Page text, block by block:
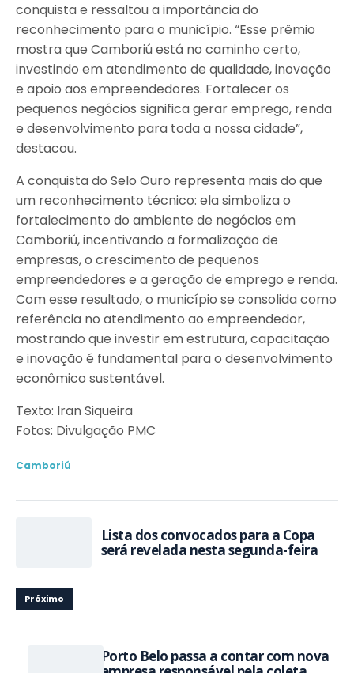
conquista e ressaltou a importância do
reconhecimento para o município. “Esse prêmio
mostra que Camboriú está no caminho certo,
investindo em atendimento de qualidade, inovação
e apoio aos empreendedores. Fortalecer os
pequenos negócios significa gerar emprego, renda
e desenvolvimento para toda a nossa cidade”,
destacou.
A conquista do Selo Ouro representa mais do que
um reconhecimento técnico: ela simboliza o
fortalecimento do ambiente de negócios em
Camboriú, incentivando a formalização de
empresas, o crescimento de pequenos
empreendedores e a geração de emprego e renda.
Com esse resultado, o município se consolida como
referência no atendimento ao empreendedor,
mostrando que investir em estrutura, capacitação
e inovação é fundamental para o desenvolvimento
econômico sustentável.
Texto: Iran Siqueira
Fotos: Divulgação PMC
Camboriú
Lista dos convocados para a Copa
será revelada nesta segunda-feira
Próximo
Porto Belo passa a contar com nova